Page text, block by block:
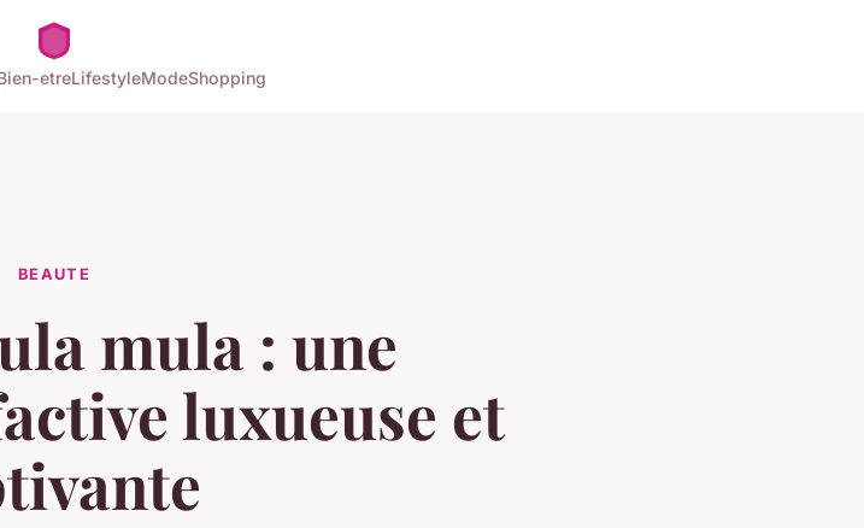
etreLifestyleModeShopping
BEAUTE
mula : une
luxueuse et